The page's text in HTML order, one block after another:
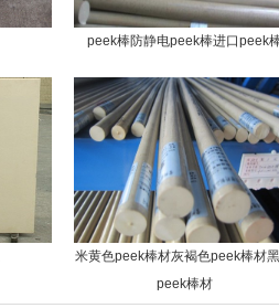
peek棒防静电peek棒进口peek
米黄色peek棒材灰褐色peek棒材
peek棒材